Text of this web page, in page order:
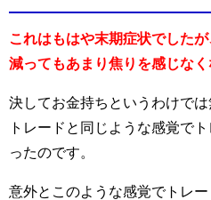
これはもはや末期症状でした
減ってもあまり焦りを感じなく
決してお金持ちというわけで
トレードと同じような感覚で
ったのです。
意外とこのような感覚でトレ